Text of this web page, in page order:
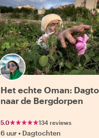
Het echte Oman:
naar de Bergdorpen
5.0 134 reviews
6 uur • Dagtochten